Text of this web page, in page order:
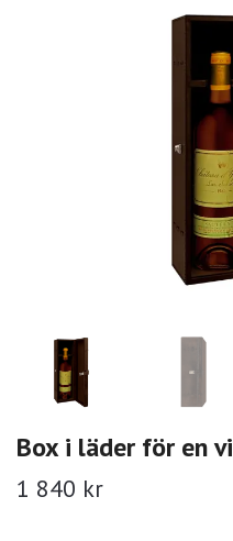
Box i läder för en
1 840 kr